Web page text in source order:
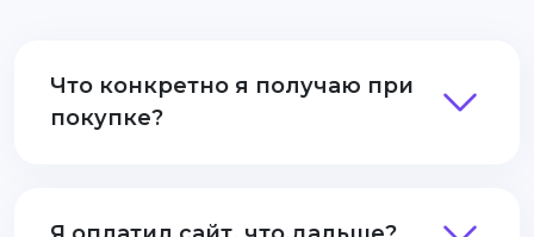
Что конкретно я получаю при
покупке?